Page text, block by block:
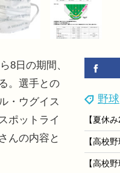
野球
8日の期間、
。選手との
・ウグイス
ポットライ
んの内容と